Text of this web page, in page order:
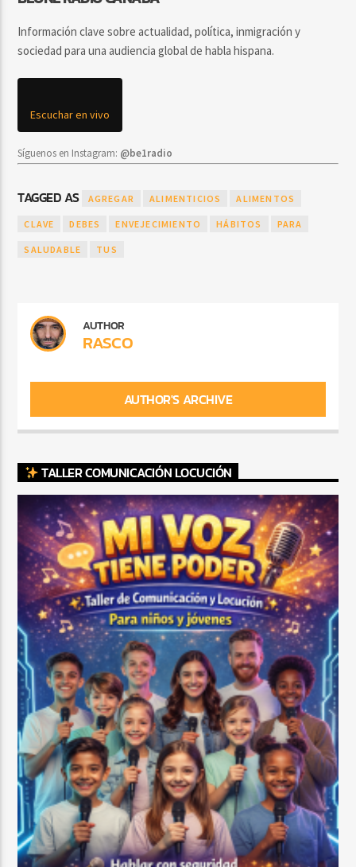
Información clave sobre actualidad, política, inmigración y
sociedad para una audiencia global de habla hispana.
Escuchar en vivo
Síguenos en Instagram: @be1radio
TAGGED AS AGREGAR ALIMENTICIOS ALIMENTOS
CLAVE DEBES ENVEJECIMIENTO HÁBITOS PARA
SALUDABLE TUS
AUTHOR
RASCO
AUTHOR'S ARCHIVE
TALLER COMUNICACIÓN LOCUCIÓN